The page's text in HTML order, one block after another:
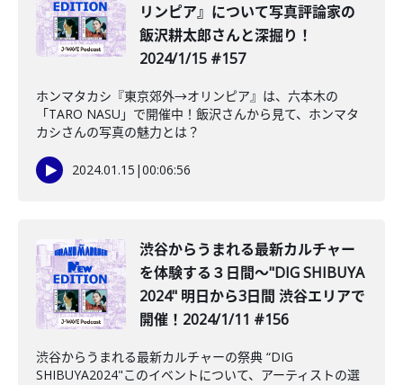
リンピア』について写真評論家の
飯沢耕太郎さんと深掘り！
2024/1/15 #157
ホンマタカシ『東京郊外→オリンピア』は、六本木の
「TARO NASU」で開催中！飯沢さんから見て、ホンマタ
カシさんの写真の魅力とは？
2024.01.15 |00:06:56
渋谷からうまれる最新カルチャー
を体験する３日間〜"DIG SHIBUYA
2024" 明日から3日間 渋谷エリアで
開催！2024/1/11 #156
渋谷からうまれる最新カルチャーの祭典 “DIG
SHIBUYA2024"このイベントについて、アーティストの選